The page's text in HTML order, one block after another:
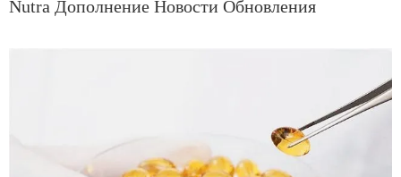
Nutra Дополнение Новости Обновления